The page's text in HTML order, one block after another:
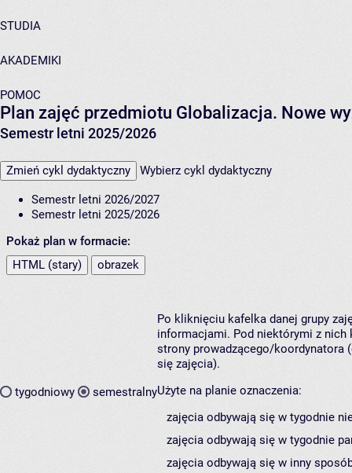
STUDIA
AKADEMIKI
POMOC
Plan zajęć przedmiotu Globalizacja. Nowe
Semestr letni 2025/2026
Zmień cykl dydaktyczny Wybierz cykl dydaktyczny
Semestr letni 2026/2027
Semestr letni 2025/2026
Pokaż plan w formacie:
HTML (stary)
obrazek
tygodniowy semestralny
Po kliknięciu kafelka danej grupy
informacjami. Pod niektórymi z nich
strony prowadzącego/koordynatora
się zajęcia).
Użyte na planie oznaczenia:
zajęcia odbywają się w tygodnie
zajęcia odbywają się w tygodnie
zajęcia odbywają się w inny